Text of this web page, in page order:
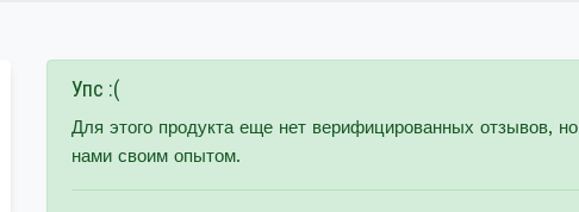
Упс :(
Для этого продукта еще нет верифицированных отзывов,
нами своим опытом.